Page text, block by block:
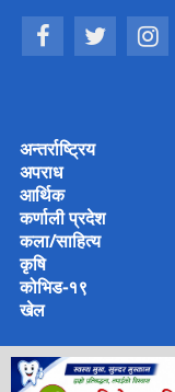
अन्तर्राष्ट्रिय
अपराध
आर्थिक
कर्णाली प्रदेश
कला/साहित्य
कृषि
कोभिड-१९
खेल